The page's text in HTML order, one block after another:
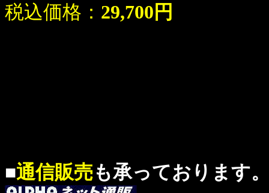
税込価格： 29,700円
■通信販売も承っております